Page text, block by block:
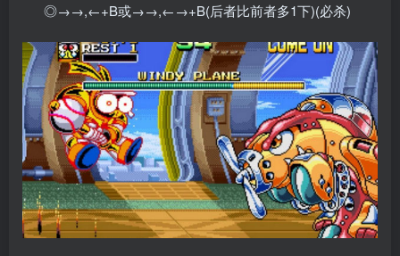
◎→→,←+B或→→,←→+B(后者比前者多1下)(必杀)